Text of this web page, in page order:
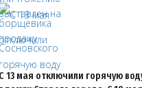
С 13 мая отключили горячую